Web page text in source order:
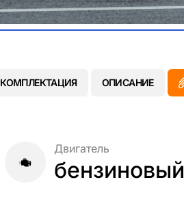
КОМПЛЕКТАЦИЯ ОПИСАНИЕ
Двигатель
бензиновый